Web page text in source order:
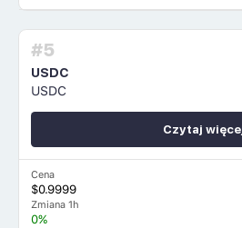
#5
USDC
USDC
Cena
$0.9999
Zmiana 1h
0%
Czytaj